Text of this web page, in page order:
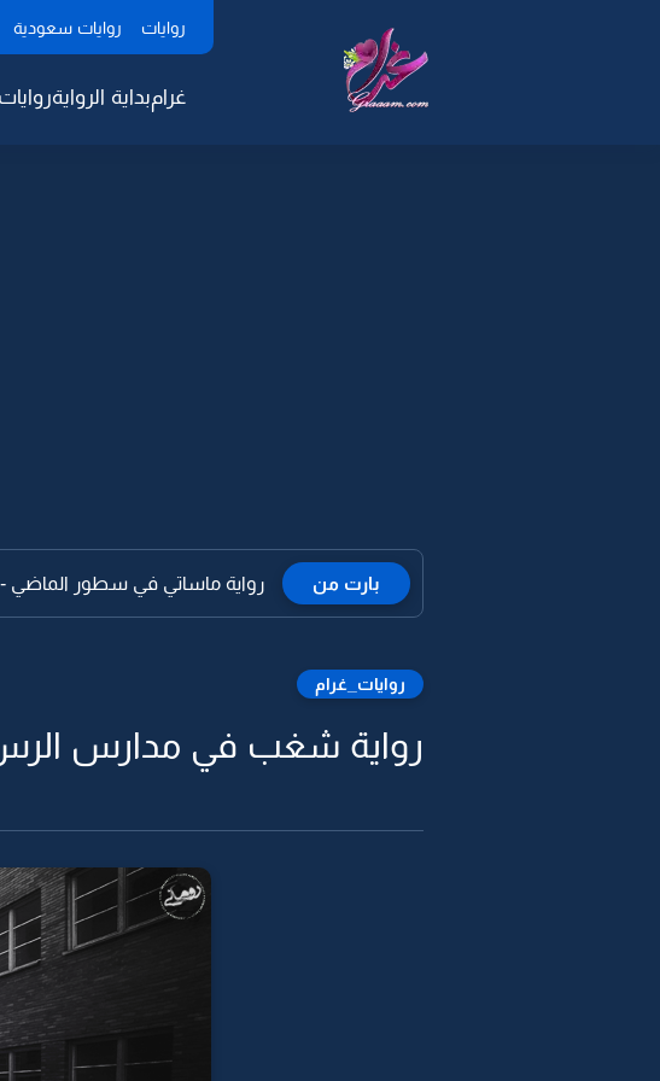
روايات روايات سعودية
غرامبداية الرواية
بارت من رواية ماساتي في سطور الماضي -37
روايات_غرام
رواية شغب في مدارس الرس